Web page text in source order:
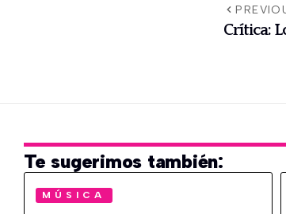
Crítica:
Te sugerimos también:
MÚSICA